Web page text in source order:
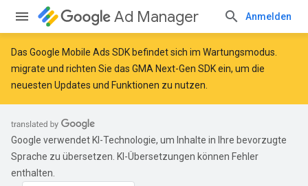
Ad Manager Anmelden
Das Google Mobile Ads SDK befindet sich im Wartungsmodus.
migrate und richten Sie das GMA Next-Gen SDK ein, um die
neuesten Updates und Funktionen zu nutzen.
Google verwendet KI-Technologie, um Inhalte in Ihre bevorzugte
Sprache zu übersetzen. KI-Übersetzungen können Fehler
enthalten.